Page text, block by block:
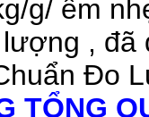
g/ êm
, đã
Đo
TỔNG